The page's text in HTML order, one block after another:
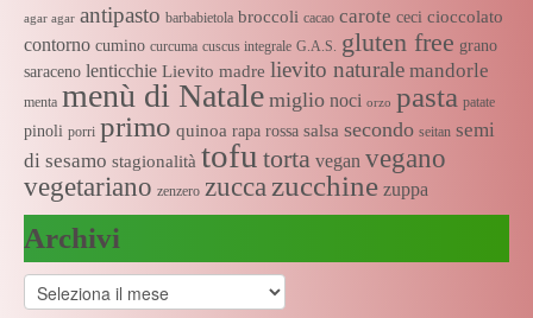
agar agar antipasto barbabietola broccoli cacao carote ceci cioccolato
contorno cumino curcuma cuscus integrale G.A.S. gluten free grano
saraceno lenticchie Lievito madre lievito naturale mandorle
menta menù di Natale miglio noci orzo pasta patate
pinoli porri primo quinoa rapa rossa salsa secondo seitan semi
di sesamo stagionalità tofu torta vegan vegano
vegetariano zenzero zucca zucchine zuppa
Archivi
Archivi